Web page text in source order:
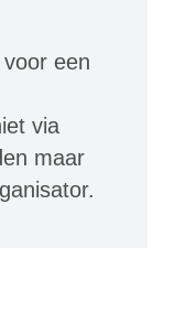
een
via
maar